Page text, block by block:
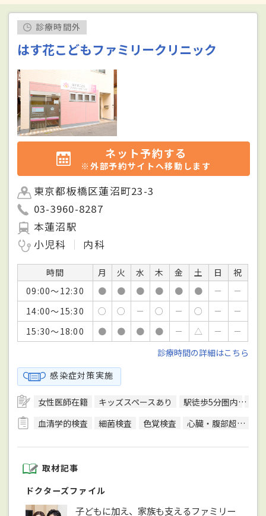
診療時間外
はす花こどもファミリークリニック
ネット予約する
※外部予約サイトへ移動します
東京都板橋区蓮沼町23-3
03-3960-8287
本蓮沼駅
小児科
内科
時間 月 火 水 木 金 土 日
祝
09:00～12:30
● ● ● ● ● ● －
－
14:00～15:30
○ ○ － ○ － ○ －
－
15:30～18:00
● ● ● ● － △ －
－
診療時間の詳細はこちら
感染症対策実施
女性医師在籍 キッズスペースあり 駅徒歩5分圏内
血清学的検査
細菌検査 色覚検査 心臓・腹部超音波検査
取材記事
ドクターズファイル
子どもに加え、家族も支えるファミリー